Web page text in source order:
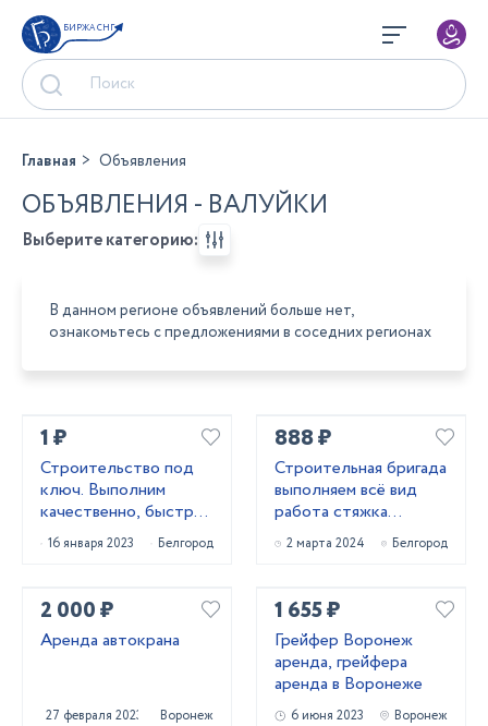
БИРЖА СНГ
Главная Объявления
ОБЪЯВЛЕНИЯ - ВАЛУЙКИ
Выберите категорию:
В данном регионе объявлений больше нет,
ознакомьтесь с предложениями в соседних регионах
1 ₽
Строительство под
ключ. Выполним
качественно, быстро,
подскажем лучшее!
16 января 2023 Белгород
888 ₽
Строительная бригада
выполняем всё вид
работа стяжка
короед фасад
штукатурк
2 марта 2024 Белгород
2 000 ₽
Аренда автокрана
27 февраля 2023 Воронеж
1 655 ₽
Грейфер Воронеж
аренда, грейфера
аренда в Воронеже
6 июня 2023 Воронеж